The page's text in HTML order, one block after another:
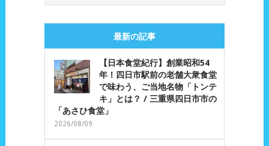
最新の記事
【日本食堂紀行】創業昭和54
年！四日市駅前の老舗大衆食堂
で味わう、ご当地名物「トンテ
キ」とは？ / 三重県四日市市の
「あさひ食堂」
2026/08/09